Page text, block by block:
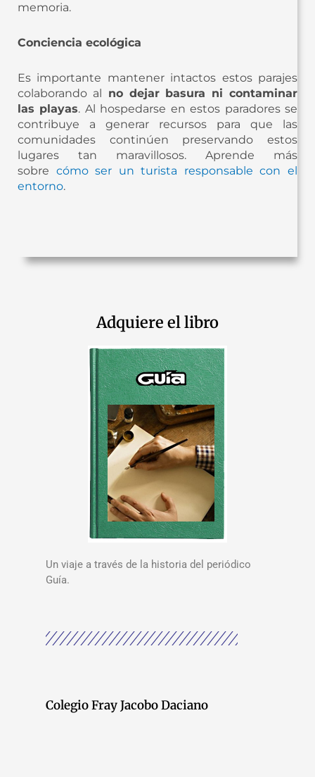
memoria.
Conciencia ecológica
Es importante mantener intactos estos parajes
colaborando al
no dejar basura ni contaminar
las playas. Al hospedarse en estos paradores se
contribuye a generar recursos para que las
comunidades continúen preservando estos
lugares tan maravillosos. Aprende más
sobre cómo ser un turista responsable con el
entorno.
Adquiere el libro
Un viaje a través de la historia del periódico
Guía.
Colegio Fray Jacobo Daciano